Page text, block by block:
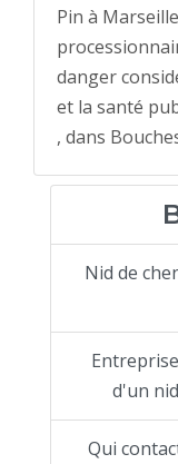
Pin à
danger
et la santé
, dans
Nid de
d'un
Qui